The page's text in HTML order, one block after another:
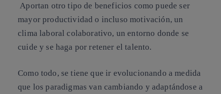
Aportan otro tipo de beneficios como puede ser
mayor productividad o incluso motivación, un
clima laboral colaborativo, un entorno donde se
cuide y se haga por retener el talento.
Como todo, se tiene que ir evolucionando a medida
que los paradigmas van cambiando y adaptándose a